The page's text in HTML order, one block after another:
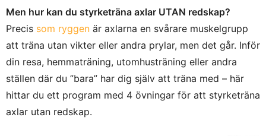
Men hur kan du styrketräna axlar UTAN redskap?
Precis som ryggen är axlarna en svårare muskelgrupp
att träna utan vikter eller andra prylar, men det går. Inför
din resa, hemmaträning, utomhusträning eller andra
ställen där du ”bara” har dig själv att träna med – här
hittar du ett program med 4 övningar för att styrketräna
axlar utan redskap.